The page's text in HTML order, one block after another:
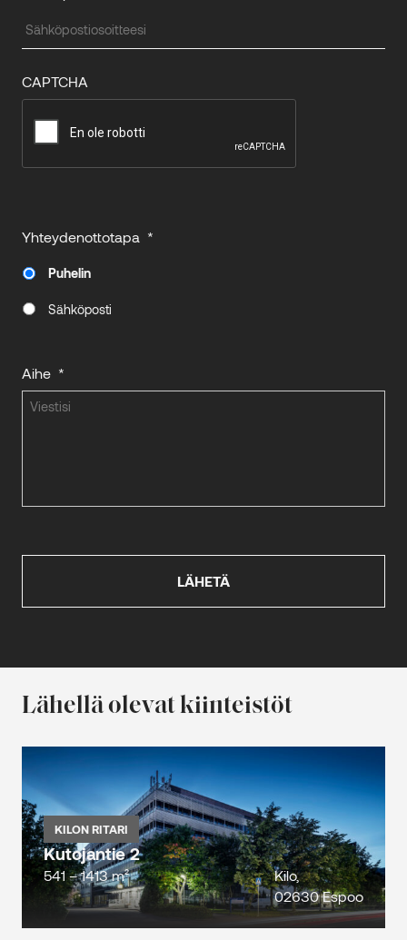
CAPTCHA
Yhteydenottotapa *
Puhelin
Sähköposti
Aihe *
Lähellä olevat kiinteistöt
KILON RITARI
Kutojantie 2
541 – 1413 m²
Kilo,
02630 Espoo